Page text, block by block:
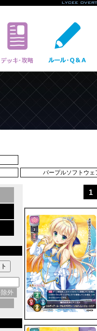
パープルソフトウェ
外
1